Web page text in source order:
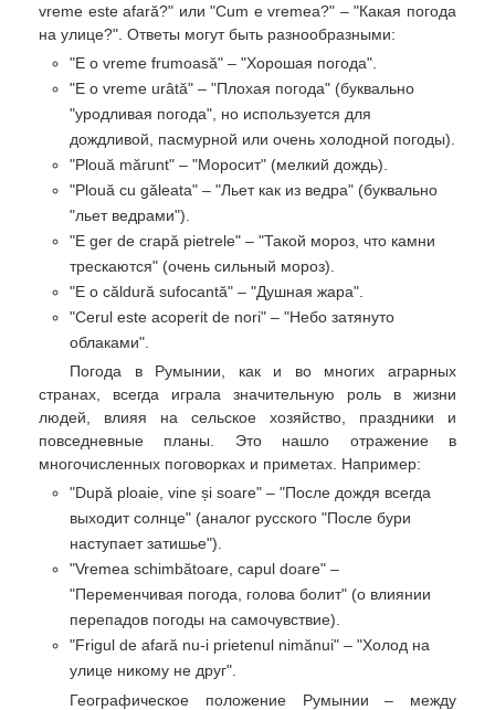
vreme este afară?" или "Cum e vremea?" – "Какая погода
на улице?". Ответы могут быть разнообразными:
"E o vreme frumoasă" – "Хорошая погода".
"E o vreme urâtă" – "Плохая погода" (буквально
"уродливая погода", но используется для
дождливой, пасмурной или очень холодной погоды).
"Plouă mărunt" – "Моросит" (мелкий дождь).
"Plouă cu găleata" – "Льет как из ведра" (буквально
"льет ведрами").
"E ger de crapă pietrele" – "Такой мороз, что камни
трескаются" (очень сильный мороз).
"E o căldură sufocantă" – "Душная жара".
"Cerul este acoperit de nori" – "Небо затянуто
облаками".
Погода в Румынии, как и во многих аграрных
странах, всегда играла значительную роль в жизни
людей, влияя на сельское хозяйство, праздники и
повседневные планы. Это нашло отражение в
многочисленных поговорках и приметах. Например:
"După ploaie, vine și soare" – "После дождя всегда
выходит солнце" (аналог русского "После бури
наступает затишье").
"Vremea schimbătoare, capul doare" –
"Переменчивая погода, голова болит" (о влиянии
перепадов погоды на самочувствие).
"Frigul de afară nu-i prietenul nimănui" – "Холод на
улице никому не друг".
Географическое положение Румынии – между